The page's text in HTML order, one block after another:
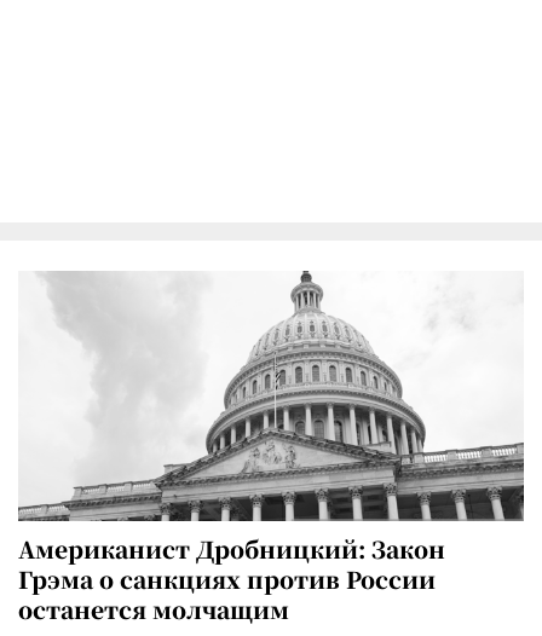
Американист Дробницкий: Закон
Грэма о санкциях против России
останется молчащим